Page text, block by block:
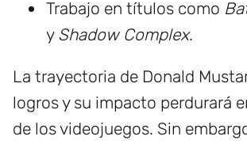
Trabajo en títulos como
y Shadow Complex.
La trayectoria de Donald
logros y su impacto perdurará
de los videojuegos. Sin